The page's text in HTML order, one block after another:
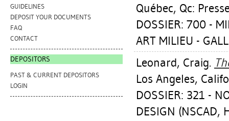
GUIDELINES
DEPOSIT YOUR DOCUMENTS
FAQ
CONTACT
DEPOSITORS
PAST & CURRENT DEPOSITORS
LOGIN
Québec, Qc:
DOSSIER: 700 -
ART MILIEU -
Leonard, Craig.
Los Angeles,
DOSSIER: 321 -
DESIGN (NSCAD,